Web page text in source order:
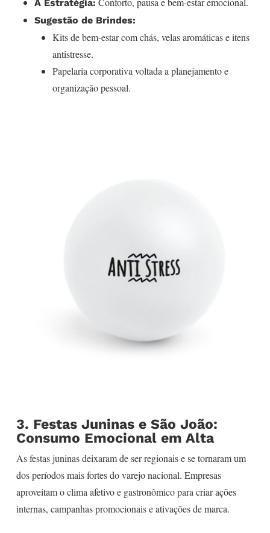
A Estratégia:
Sugestão de Brindes:
Kits de bem-estar com chás, velas aromáticas e itens
antistresse.
Papelaria corporativa voltada a planejamento e
organização pessoal.
3. Festas Juninas e São João:
Consumo Emocional em Alta
As festas juninas deixaram de ser regionais e se tornaram um
dos períodos mais fortes do varejo nacional. Empresas
aproveitam o clima afetivo e gastronômico para criar ações
internas, campanhas promocionais e ativações de marca.